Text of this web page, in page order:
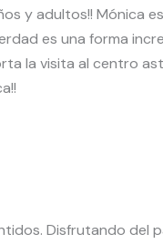
y adultos!! Mónica
es una forma
la visita al centro
Disfrutando